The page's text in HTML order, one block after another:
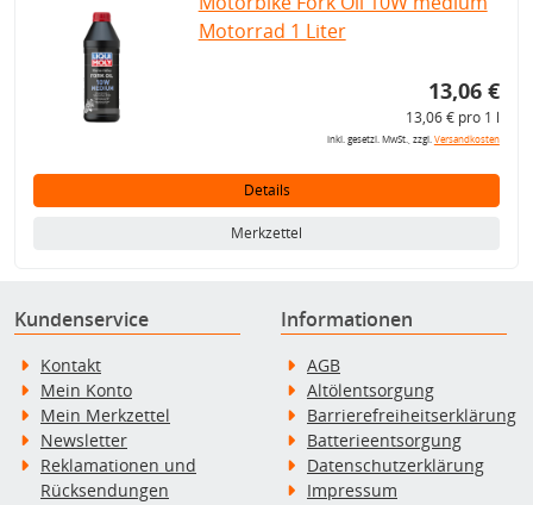
Motorrad 1 Liter
13,06 €
13,06 € pro 1 l
inkl. gesetzl. MwSt., zzgl.Versandkosten
Details
Merkzettel
Kundenservice
Kontakt
Mein Konto
Mein Merkzettel
Newsletter
Reklamationen und
Rücksendungen
Informationen
AGB
Altölentsorgung
Barrierefreiheitserklärung
Batterieentsorgung
Datenschutzerklärung
Impressum